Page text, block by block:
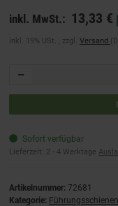
inkl. MwSt.: 13,33 €
inkl. 19% USt. , zzgl. Versand
Sofort verfügbar
Lieferzeit: 2 - 4 Werktage
Artikelnummer: 72681
Kategorie: